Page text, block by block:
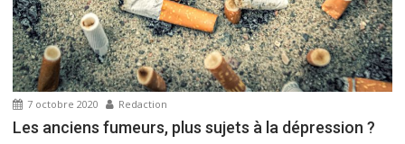
7 octobre 2020 Redaction
Les anciens fumeurs, plus sujets à la dépression ?